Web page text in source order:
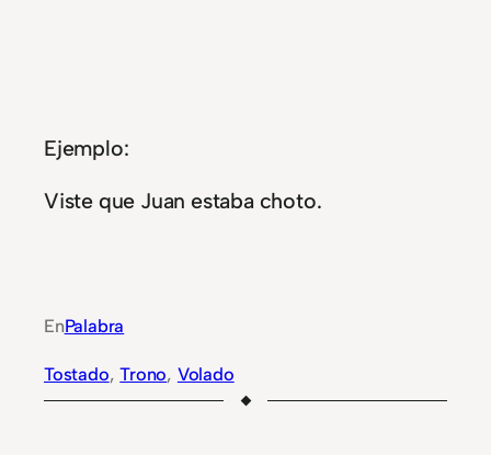
Ejemplo:
Viste que Juan estaba choto.
EnPalabra
Tostado, Trono, Volado